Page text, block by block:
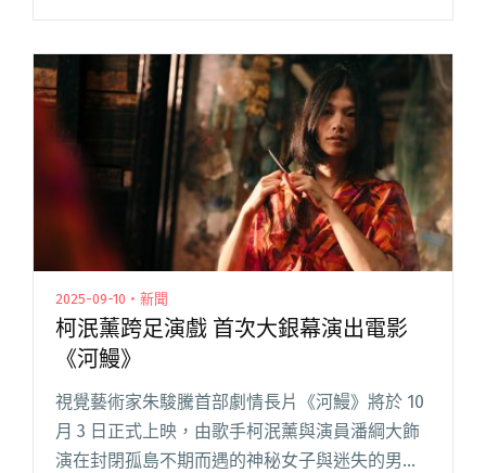
超過 50 座金獎的堅強實力，將音樂人依各自的專
戰。 從靈感誕生到作閱讀全文 "文化部與北流攜
手打造音樂節目《金曲共創實境秀》 10/23將舉
辦特映活動"
2025-09-10・新聞
柯泯薰跨足演戲 首次大銀幕演出電影
《河鰻》
視覺藝術家朱駿騰首部劇情長片《河鰻》將於 10
月 3 日正式上映，由歌手柯泯薰與演員潘綱大飾
演在封閉孤島不期而遇的神秘女子與迷失的男